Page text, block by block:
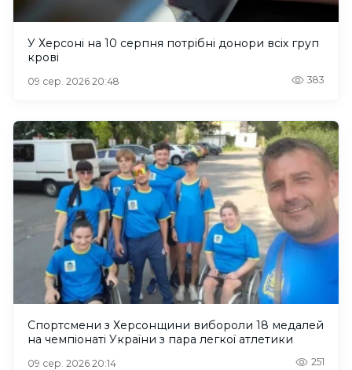
У Херсоні на 10 серпня потрібні донори всіх груп
крові
09 сер. 2026 20:48 383
Спортсмени з Херсонщини вибороли 18 медалей
на чемпіонаті України з пара легкої атлетики
09 сер. 2026 20:14 251